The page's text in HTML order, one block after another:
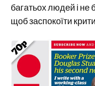
багатьох людей і не
щоб заспокоїти